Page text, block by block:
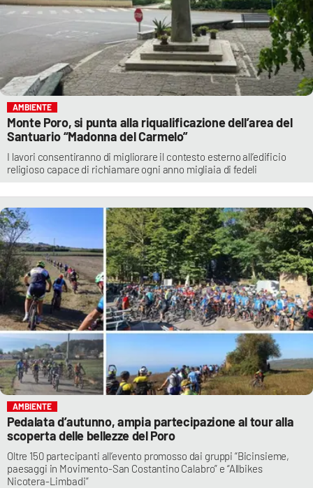
AMBIENTE
Monte Poro, si punta alla riqualificazione dell’area del
Santuario “Madonna del Carmelo”
I lavori consentiranno di migliorare il contesto esterno all’edificio
religioso capace di richiamare ogni anno migliaia di fedeli
AMBIENTE
Pedalata d’autunno, ampia partecipazione al tour alla
scoperta delle bellezze del Poro
Oltre 150 partecipanti all’evento promosso dai gruppi “Bicinsieme,
paesaggi in Movimento-San Costantino Calabro” e “Allbikes
Nicotera-Limbadi”